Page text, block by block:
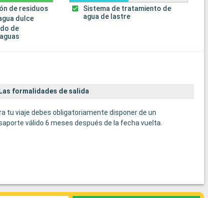
de residuos
dulce
de
Sistema de tratamiento de
agua de lastre
Las formalidades de salida
tu viaje debes obligatoriamente disponer de un
válido 6 meses después de la fecha vuelta.